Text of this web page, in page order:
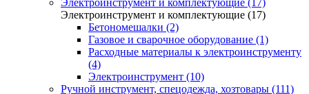
Электроинструмент и комплектующие (17)
Бетономешалки (2)
Газовое и сварочное оборудование (1)
Расходные материалы к электроинструменту
(4)
Электроинструмент (10)
Ручной инструмент, спецодежда, хозтовары (111)